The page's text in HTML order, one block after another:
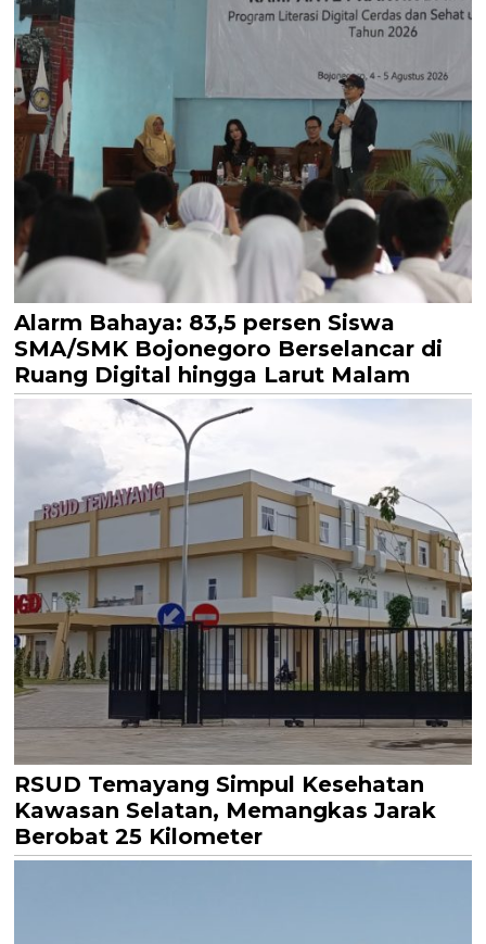
Alarm Bahaya: 83,5 persen Siswa
SMA/SMK Bojonegoro Berselancar di
Ruang Digital hingga Larut Malam
RSUD Temayang Simpul Kesehatan
Kawasan Selatan, Memangkas Jarak
Berobat 25 Kilometer